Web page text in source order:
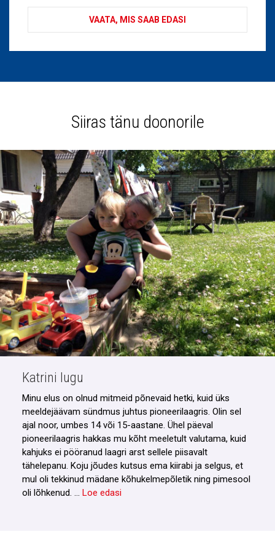
VAATA, MIS SAAB EDASI
Siiras tänu doonorile
Katrini lugu
Minu elus on olnud mitmeid põnevaid hetki, kuid üks
meeldejäävam sündmus juhtus pioneerilaagris. Olin sel
ajal noor, umbes 14 või 15-aastane. Ühel päeval
pioneerilaagris hakkas mu kõht meeletult valutama, kuid
kahjuks ei pööranud laagri arst sellele piisavalt
tähelepanu. Koju jõudes kutsus ema kiirabi ja selgus, et
mul oli tekkinud mädane kõhukelmepõletik ning pimesool
oli lõhkenud. … Loe edasi